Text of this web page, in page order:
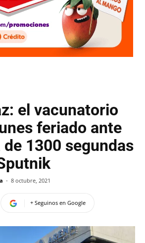
el vacunatorio
feriado ante
de 1300 segundas
- 8 octubre, 2021
+ Seguinos en Google